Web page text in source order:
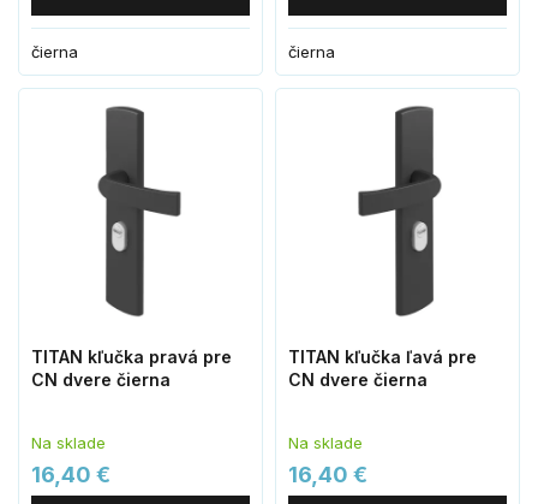
čierna čierna
TITAN kľučka pravá pre
CN dvere čierna
Na sklade
16,40 €
TITAN kľučka ľavá pre
CN dvere čierna
Na sklade
16,40 €